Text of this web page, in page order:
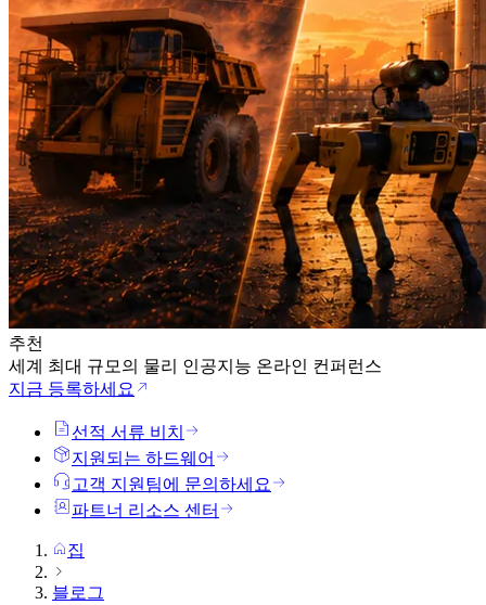
추천
세계 최대 규모의 물리 인공지능 온라인 컨퍼런스
지금 등록하세요
선적 서류 비치
지원되는 하드웨어
고객 지원팀에 문의하세요
파트너 리소스 센터
집
블로그